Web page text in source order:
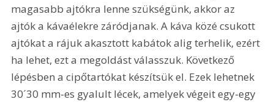
magasabb ajtókra lenne szükségünk, akkor az
ajtók a kávaélekre záródjanak. A káva közé csukott
ajtókat a rájuk akasztott kabátok alig terhelik, ezért
ha lehet, ezt a megoldást válasszuk. Következő
lépésben a cipőtartókat készítsük el. Ezek lehetnek
30´30 mm-es gyalult lécek, amelyek végeit egy-egy